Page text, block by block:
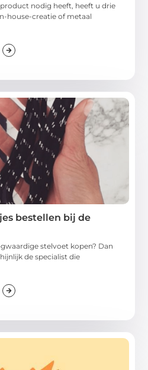
nodig heeft, heeft u drie
house-creatie of metaal
bestellen bij de
stelvoet kopen? Dan
de specialist die